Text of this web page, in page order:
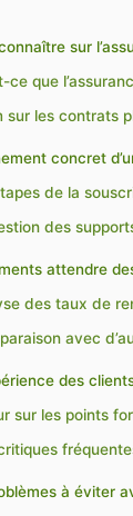
sur
ce que
sur les contrats
concret
de la
des
attendre
des taux de
avec
des
sur les points
à éviter